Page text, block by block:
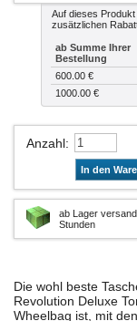
Auf dieses
zusätzlichen
ab Summe Ihrer
Bestellung
600.00 €
1000.00 €
Anzahl:
In den
ab Lager
Stunden
Die wohl beste
Revolution Deluxe
Wheelbag ist, mit